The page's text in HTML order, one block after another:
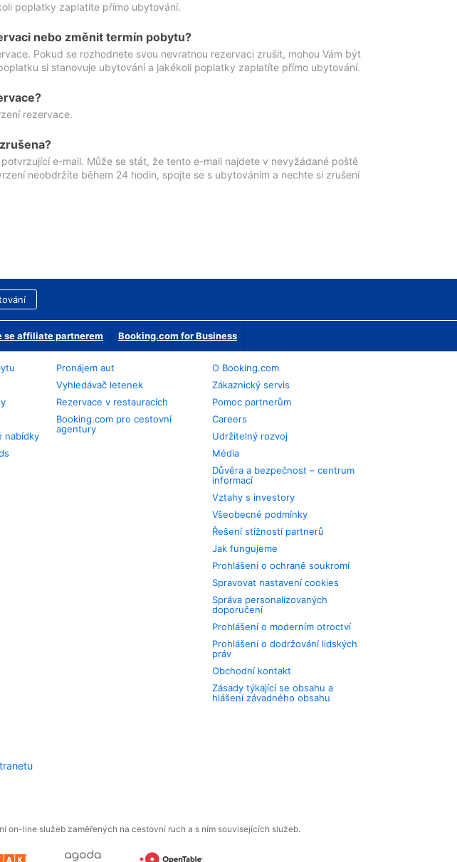
poplatky zaplatíte přímo ubytování.
nebo změnit termín pobytu?
Pokud se rozhodnete svou nevratnou rezervaci zrušit, mohou Vám být
si stanovuje ubytování a jakékoli poplatky zaplatíte přímo ubytování.
rezervace.
e-mail. Může se stát, že tento e-mail najdete v nevyžádané poště
neobdržíte během 24 hodin, spojte se s ubytováním a nechte si zrušení
se affiliate partnerem Booking.com for Business
nabídky
Pronájem aut
Vyhledávač letenek
Rezervace v restauracích
Booking.com pro cestovní
agentury
O Booking.com
Zákaznický servis
Pomoc partnerům
Careers
Udržitelný rozvoj
Média
Důvěra a bezpečnost – centrum
informací
Vztahy s investory
Všeobecné podmínky
Řešení stížností partnerů
Jak fungujeme
Prohlášení o ochraně soukromí
Spravovat nastavení cookies
Správa personalizovaných
doporučení
Prohlášení o moderním otroctví
Prohlášení o dodržování lidských
práv
Obchodní kontakt
Zásady týkající se obsahu a
hlášení závadného obsahu
line služeb zaměřených na cestovní ruch a s ním souvisejících služeb.